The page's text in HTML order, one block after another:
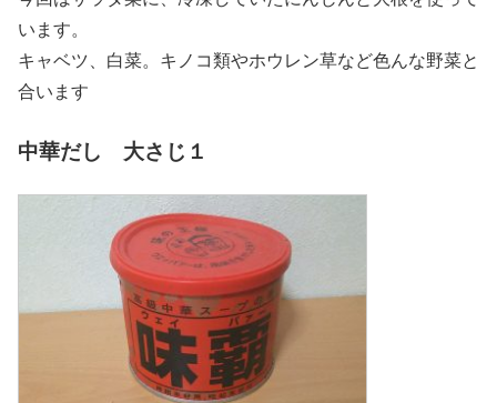
います。
キャベツ、白菜。キノコ類やホウレン草など色んな野菜と
合います
中華だし 大さじ１